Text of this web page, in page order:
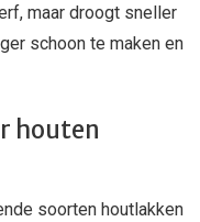
maar droogt sneller
schoon te maken en
houten
soorten houtlakken